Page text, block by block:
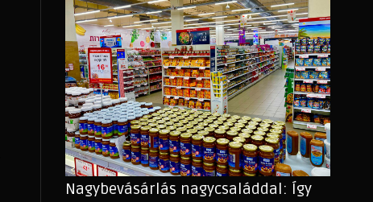
Nagybevásárlás nagycsaláddal: Így